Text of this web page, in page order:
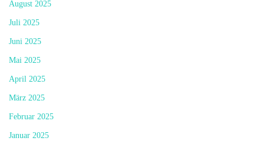
August 2025
Juli 2025
Juni 2025
Mai 2025
April 2025
März 2025
Februar 2025
Januar 2025